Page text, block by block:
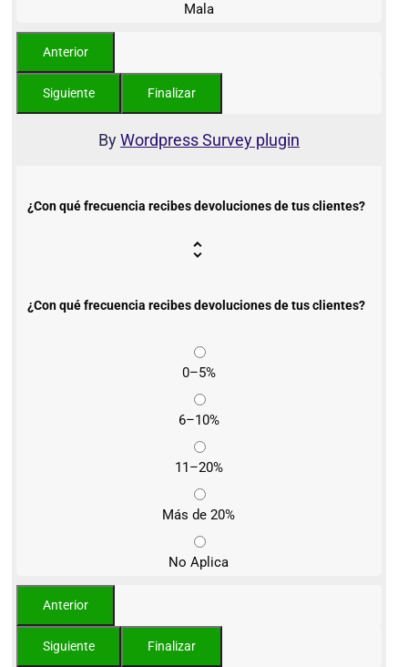
Mala
ByWordpress Survey plugin
¿Con qué frecuencia recibes devoluciones de tus clientes?
¿Con qué frecuencia recibes devoluciones de tus clientes?
0–5%
6–10%
11–20%
Más de 20%
No Aplica